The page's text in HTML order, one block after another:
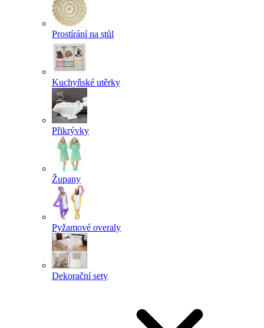
Prostírání na stůl
Kuchyňské utěrky
Přikrývky
Župany
Pyžamové overaly
Dekorační sety